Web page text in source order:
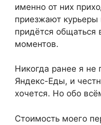
именно от них
приезжают курьеры
придётся общаться
моментов.
Никогда ранее я не
Яндекс-Еды, и
хочется. Но обо
Стоимость моего